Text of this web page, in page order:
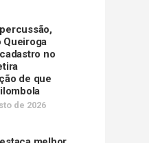
Queiroga
no
de que
de 2026